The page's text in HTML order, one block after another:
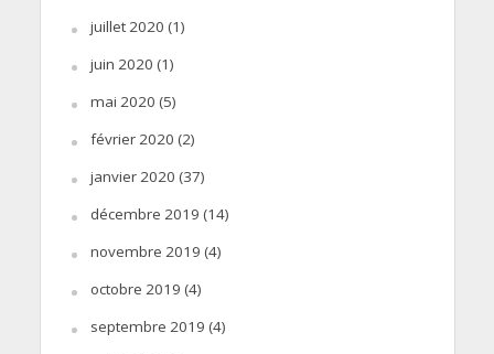
juillet 2020 (1)
juin 2020 (1)
mai 2020 (5)
février 2020 (2)
janvier 2020 (37)
décembre 2019 (14)
novembre 2019 (4)
octobre 2019 (4)
septembre 2019 (4)